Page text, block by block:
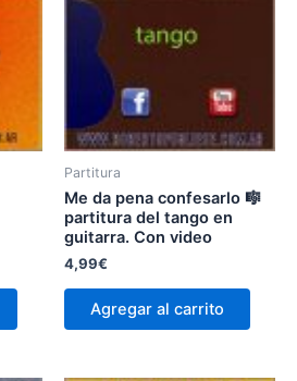
Partitura
Me da pena confesarlo 🎼
partitura del tango en
guitarra. Con video
4,99€
Agregar al carrito